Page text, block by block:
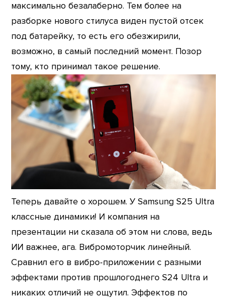
максимально безалаберно. Тем более на
разборке нового стилуса виден пустой отсек
под батарейку, то есть его обезжирили,
возможно, в самый последний момент. Позор
тому, кто принимал такое решение.
Теперь давайте о хорошем. У Samsung S25 Ultra
классные динамики! И компания на
презентации ни сказала об этом ни слова, ведь
ИИ важнее, ага. Вибромоторчик линейный.
Сравнил его в вибро-приложении с разными
эффектами против прошлогоднего S24 Ultra и
никаких отличий не ощутил. Эффектов по